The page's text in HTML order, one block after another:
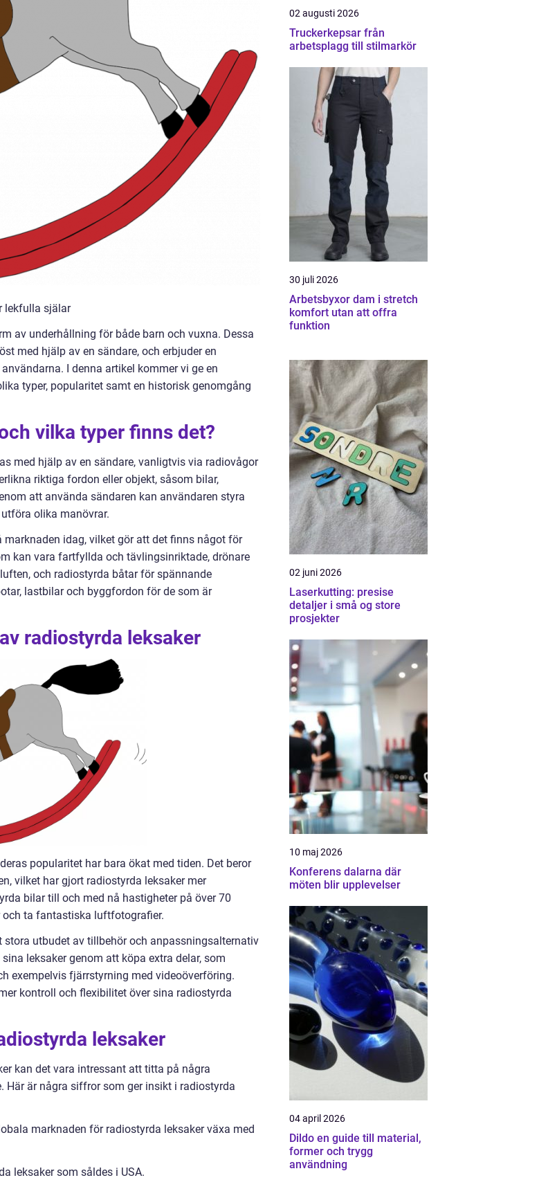
lekfulla själar
av underhållning för både barn och vuxna. Dessa
med hjälp av en sändare, och erbjuder en
I denna artikel kommer vi ge en
typer, popularitet samt en historisk genomgång
vilka typer finns det?
med hjälp av en sändare, vanligtvis via radiovågor
riktiga fordon eller objekt, såsom bilar,
att använda sändaren kan användaren styra
olika manövrar.
idag, vilket gör att det finns något för
kan vara fartfyllda och tävlingsinriktade, drönare
och radiostyrda båtar för spännande
lastbilar och byggfordon för de som är
radiostyrda leksaker
popularitet har bara ökat med tiden. Det beror
vilket har gjort radiostyrda leksaker mer
bilar till och med nå hastigheter på över 70
ta fantastiska luftfotografier.
utbudet av tillbehör och anpassningsalternativ
leksaker genom att köpa extra delar, som
exempelvis fjärrstyrning med videoöverföring.
kontroll och flexibilitet över sina radiostyrda
leksaker
kan det vara intressant att titta på några
är några siffror som ger insikt i radiostyrda
marknaden för radiostyrda leksaker växa med
leksaker som såldes i USA.
02 augusti 2026
Truckerkepsar från
arbetsplagg till stilmarkör
30 juli 2026
Arbetsbyxor dam i stretch
komfort utan att offra
funktion
02 juni 2026
Laserkutting: presise
detaljer i små og store
prosjekter
10 maj 2026
Konferens dalarna där
möten blir upplevelser
04 april 2026
Dildo en guide till material,
former och trygg
användning